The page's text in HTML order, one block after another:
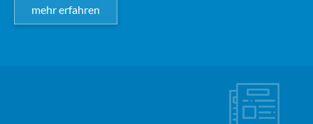
mehr erfahren